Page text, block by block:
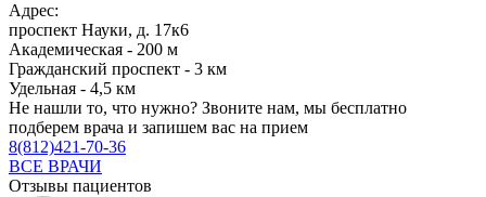
Адрес:
проспект Науки, д. 17к6
Академическая - 200 м
Гражданский проспект - 3 км
Удельная - 4,5 км
Не нашли то, что нужно? Звоните нам, мы бесплатно
подберем врача и запишем вас на прием
8(812)421-70-36
ВСЕ ВРАЧИ
Отзывы пациентов